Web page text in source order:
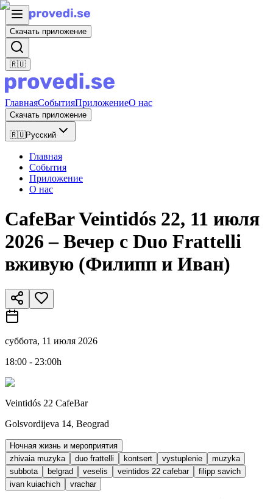
Скачать приложение
🇷🇺
ГлавнаяСобытияПриложениеО нас
Скачать приложение
🇷🇺Русский
Главная
События
Приложение
О нас
CafeBar Veintidós 22, 11 июля
2026 – Вечер с Duo Frattelli
вживую (Филипп и Иван)
суббота, 11 июля 2026
18:00 - 23:00h
Veintidós 22 CafeBar
Golsvordijeva 14, Beograd
Ночная жизнь и мероприятия
zhivaia muzyka
duo frattelli kontsert vystuplenie
muzyka
subbota
belgrad veselis veintidos 22 cafebar
filipp savich
ivan kuiachich
vrachar